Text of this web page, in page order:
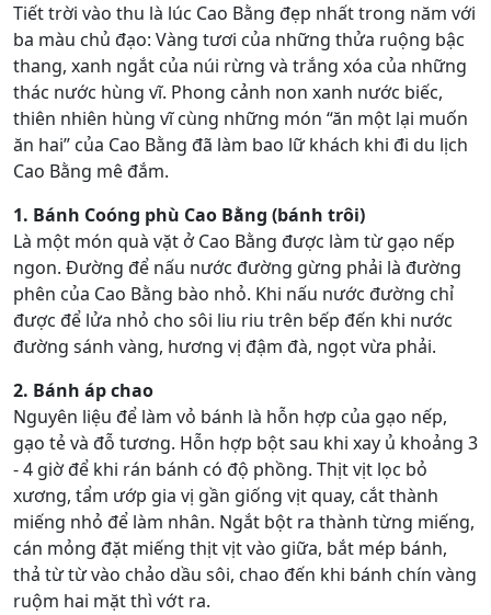
Tiết trời vào thu là lúc Cao Bằng đẹp nhất trong năm với
ba màu chủ đạo: Vàng tươi của những thửa ruộng bậc
thang, xanh ngắt của núi rừng và trắng xóa của những
thác nước hùng vĩ. Phong cảnh non xanh nước biếc,
thiên nhiên hùng vĩ cùng những món “ăn một lại muốn
ăn hai” của Cao Bằng đã làm bao lữ khách khi đi du lịch
Cao Bằng mê đắm.
1. Bánh Coóng phù Cao Bằng (bánh trôi)
Là một món quà vặt ở Cao Bằng được làm từ gạo nếp
ngon. Đường để nấu nước đường gừng phải là đường
phên của Cao Bằng bào nhỏ. Khi nấu nước đường chỉ
được để lửa nhỏ cho sôi liu riu trên bếp đến khi nước
đường sánh vàng, hương vị đậm đà, ngọt vừa phải.
2. Bánh áp chao
Nguyên liệu để làm vỏ bánh là hỗn hợp của gạo nếp,
gạo tẻ và đỗ tương. Hỗn hợp bột sau khi xay ủ khoảng 3
- 4 giờ để khi rán bánh có độ phồng. Thịt vịt lọc bỏ
xương, tẩm ướp gia vị gần giống vịt quay, cắt thành
miếng nhỏ để làm nhân. Ngắt bột ra thành từng miếng,
cán mỏng đặt miếng thịt vịt vào giữa, bắt mép bánh,
thả từ từ vào chảo dầu sôi, chao đến khi bánh chín vàng
ruộm hai mặt thì vớt ra.